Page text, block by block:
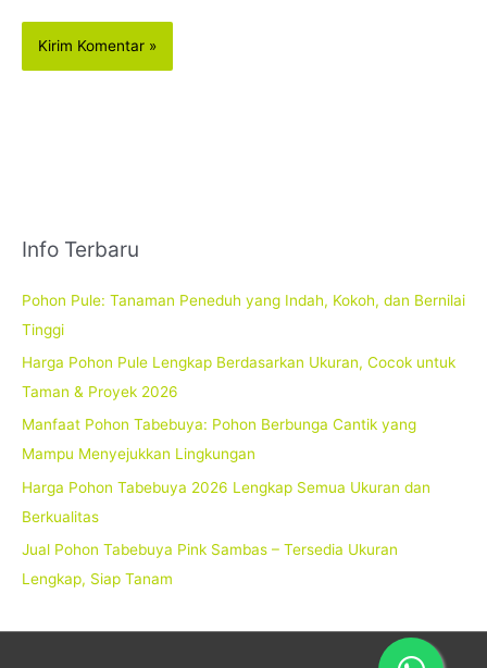
Info Terbaru
Pohon Pule: Tanaman Peneduh yang Indah, Kokoh, dan Bernilai
Tinggi
Harga Pohon Pule Lengkap Berdasarkan Ukuran, Cocok untuk
Taman & Proyek 2026
Manfaat Pohon Tabebuya: Pohon Berbunga Cantik yang
Mampu Menyejukkan Lingkungan
Harga Pohon Tabebuya 2026 Lengkap Semua Ukuran dan
Berkualitas
Jual Pohon Tabebuya Pink Sambas – Tersedia Ukuran
Lengkap, Siap Tanam